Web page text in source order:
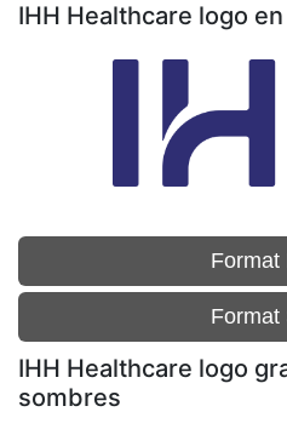
IHH Healthcare logo
Format
Format
IHH Healthcare logo
sombres